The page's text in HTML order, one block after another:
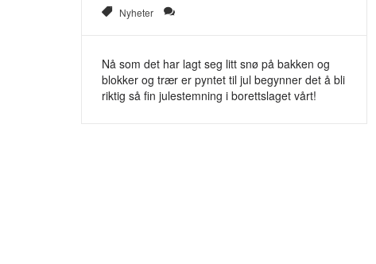
Nyheter
Nå som det har lagt seg litt snø på bakken og
blokker og trær er pyntet til jul begynner det å bli
riktig så fin julestemning i borettslaget vårt!